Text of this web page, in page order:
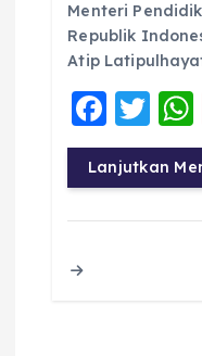
Menteri
Republik
Atip
F
a
c
e
T
w
it
te
Lanjutkan